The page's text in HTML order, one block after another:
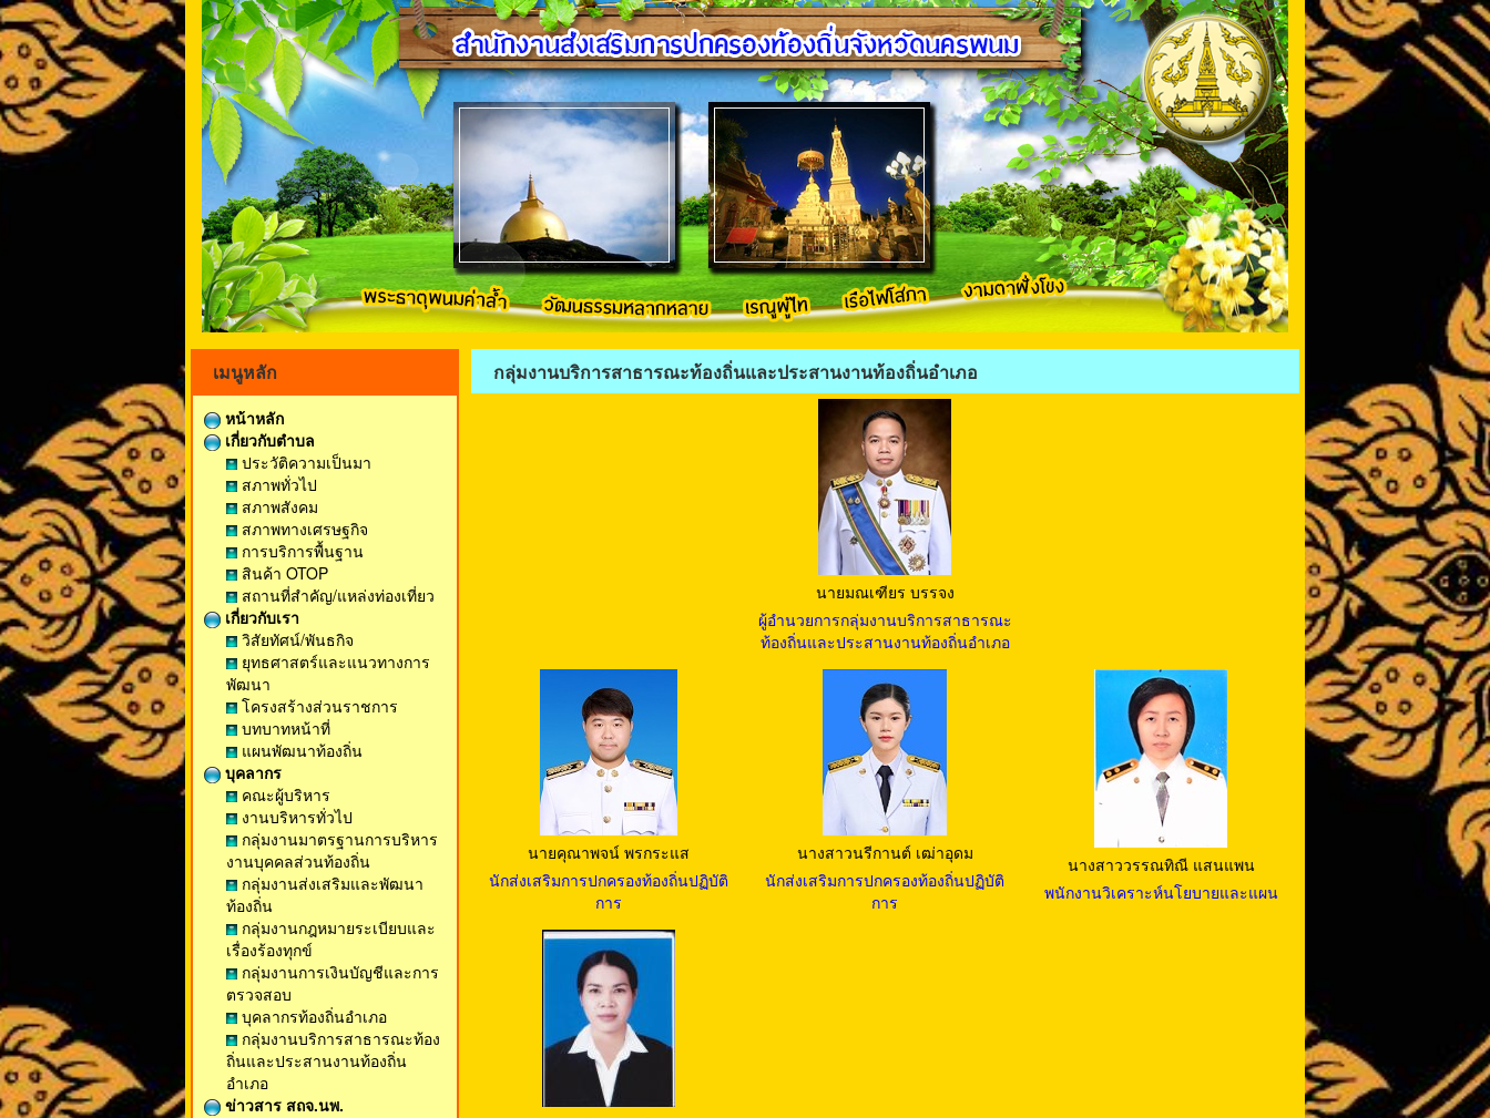
เมนูหลัก
หน้าหลัก
เกี่ยวกับตำบล
ประวัติความเป็นมา
สภาพทั่วไป
สภาพสังคม
สภาพทางเศรษฐกิจ
การบริการพื้นฐาน
สินค้า OTOP
สถานที่สำคัญ/แหล่งท่องเที่ยว
เกี่ยวกับเรา
วิสัยทัศน์/พันธกิจ
ยุทธศาสตร์และแนวทางการ
พัฒนา
โครงสร้างส่วนราชการ
บทบาทหน้าที่
แผนพัฒนาท้องถิ่น
บุคลากร
คณะผู้บริหาร
งานบริหารทั่วไป
กลุ่มงานมาตรฐานการบริหาร
งานบุคคลส่วนท้องถิ่น
กลุ่มงานส่งเสริมและพัฒนา
ท้องถิ่น
กลุ่มงานกฎหมายระเบียบและ
เรื่องร้องทุกข์
กลุ่มงานการเงินบัญชีและการ
ตรวจสอบ
บุคลากรท้องถิ่นอำเภอ
กลุ่มงานบริการสาธารณะท้อง
ถิ่นและประสานงานท้องถิ่น
อำเภอ
ข่าวสาร สถจ.นพ.
กลุ่มงานบริการสาธารณะท้องถิ่นและประสานงานท้องถิ่นอำเภอ
นายมณเฑียร บรรจง
ผู้อำนวยการกลุ่มงานบริการสาธารณะ
ท้องถิ่นและประสานงานท้องถิ่นอำเภอ
นายคุณาพจน์ พรกระแส
นักส่งเสริมการปกครองท้องถิ่นปฏิบัติ
การ
นางสาวนรีกานต์ เฒ่าอุดม
นักส่งเสริมการปกครองท้องถิ่นปฏิบัติ
การ
นางสาววรรณทิณี แสนแพน
พนักงานวิเคราะห์นโยบายและแผน